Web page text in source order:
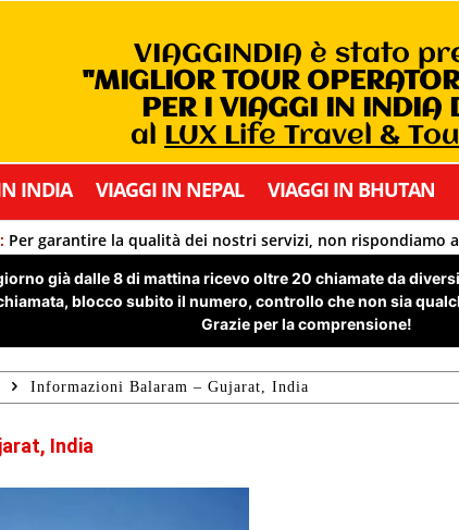
VIAGGINDIA è stato
"MIGLIOR TOUR
PER I VIAGGI IN INDIA
al LUX Life Travel &
INDIA VIAGGI IN NEPAL VIAGGI IN BHUTAN
Per garantire la qualità dei nostri servizi, non rispondiamo
già dalle 8 di mattina ricevo oltre 20 chiamate da
blocco subito il numero, controllo che non sia
Grazie per la comprensione!
Informazioni Balaram – Gujarat, India
India